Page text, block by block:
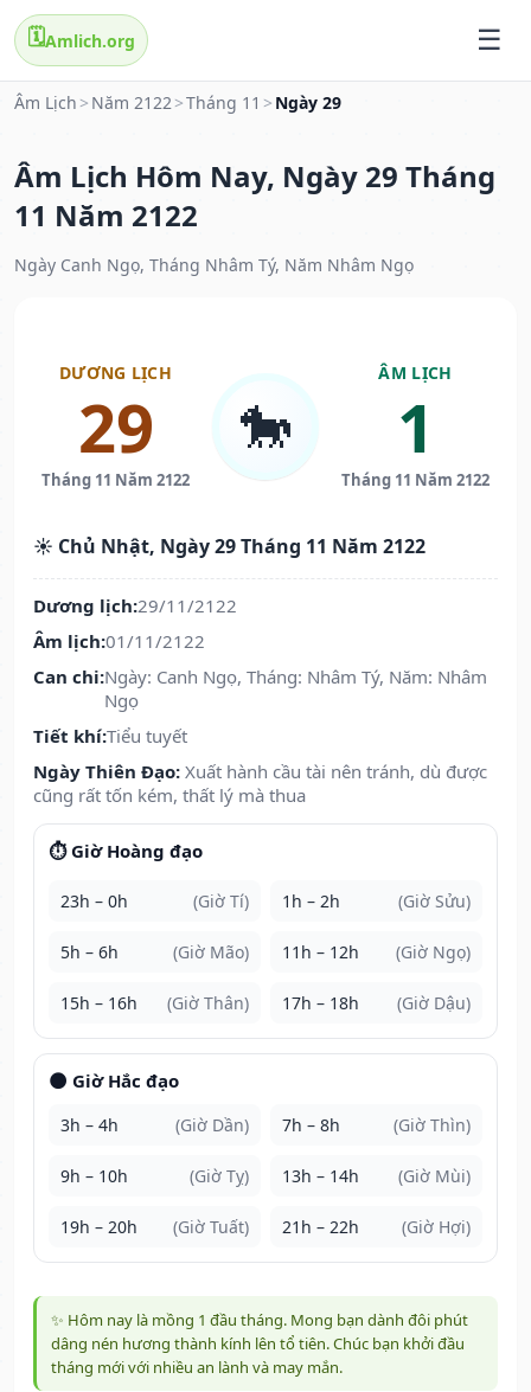
🗓️Amlich.org
Âm Lịch > Năm 2122>Tháng 11 > Ngày 29
Âm Lịch Hôm Nay, Ngày 29 Tháng
11 Năm 2122
Ngày Canh Ngọ, Tháng Nhâm Tý, Năm Nhâm Ngọ
DƯƠNG LỊCH
29
Tháng 11 Năm 2122
🐎
ÂM LỊCH
1
Tháng 11 Năm 2122
☀️ Chủ Nhật, Ngày 29 Tháng 11 Năm 2122
Dương lịch:29/11/2122
Âm lịch:01/11/2122
Can chi:Ngày: Canh Ngọ, Tháng: Nhâm Tý, Năm: Nhâm
Ngọ
Tiết khí:Tiểu tuyết
Ngày Thiên Đạo: Xuất hành cầu tài nên tránh, dù được
cũng rất tốn kém, thất lý mà thua
⏱️ Giờ Hoàng đạo
23h – 0h (Giờ Tí) 1h – 2h (Giờ Sửu)
5h – 6h (Giờ Mão) 11h – 12h (Giờ Ngọ)
15h – 16h (Giờ Thân) 17h – 18h (Giờ Dậu)
🌑 Giờ Hắc đạo
3h – 4h (Giờ Dần) 7h – 8h (Giờ Thìn)
9h – 10h (Giờ Tỵ) 13h – 14h (Giờ Mùi)
19h – 20h (Giờ Tuất) 21h – 22h (Giờ Hợi)
✨ Hôm nay là mồng 1 đầu tháng. Mong bạn dành đôi phút
dâng nén hương thành kính lên tổ tiên. Chúc bạn khởi đầu
tháng mới với nhiều an lành và may mắn.